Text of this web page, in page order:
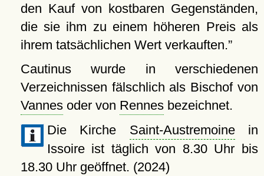
den Kauf von kostbaren Gegenständen,
die sie ihm zu einem höheren Preis als
ihrem tatsächlichen Wert verkauften.
Cautinus wurde in verschiedenen
Verzeichnissen fälschlich als Bischof von
Vannesoder von Rennesbezeichnet.
Die Kirche Saint-Austremoinein
Issoire ist täglich von 8.30 Uhr bis
18.30 Uhr geöffnet. (2024)